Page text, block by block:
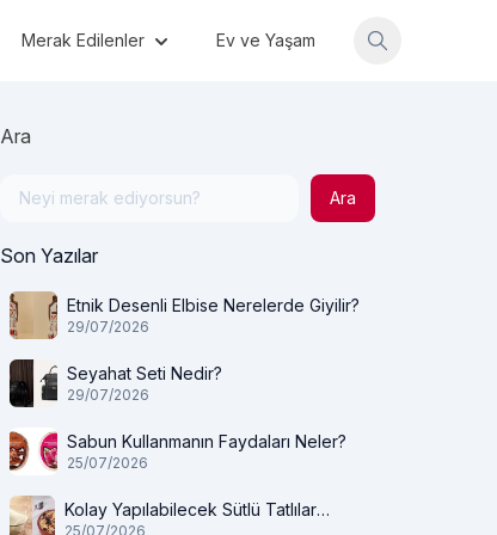
Merak Edilenler Ev ve Yaşam
Ara
Ara
Son Yazılar
Etnik Desenli Elbise Nerelerde Giyilir?
29/07/2026
Seyahat Seti Nedir?
29/07/2026
Sabun Kullanmanın Faydaları Neler?
25/07/2026
Kolay Yapılabilecek Sütlü Tatlılar
25/07/2026